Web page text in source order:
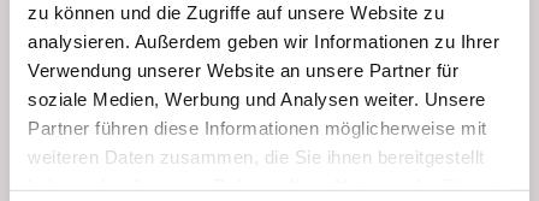
zu können und die Zugriffe auf unsere Website zu
analysieren. Außerdem geben wir Informationen zu Ihrer
Verwendung unserer Website an unsere Partner für
soziale Medien, Werbung und Analysen weiter. Unsere
Partner führen diese Informationen möglicherweise mit
weiteren Daten zusammen, die Sie ihnen bereitgestellt
--> Für unsere Gäste im Advent gibt es einen
kostenlosen Hotelshuttle zum Bergadvent in Großarl
und auch retour.
Öffnungszeiten:
25. November bis 18. Dezember 2022